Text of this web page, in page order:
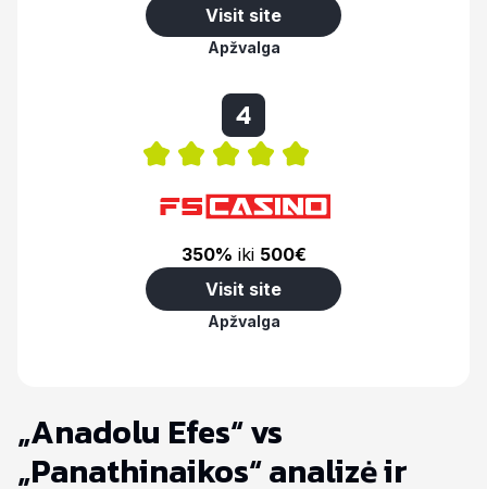
Visit site
Apžvalga
4
350% iki 500€
Visit site
Apžvalga
„Anadolu Efes“ vs
„Panathinaikos“ analizė ir